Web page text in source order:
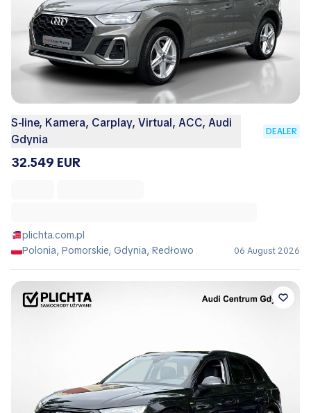
S-line, Kamera, Carplay, Virtual, ACC, Audi
Gdynia
DEALER
32.549 EUR
plichta.com.pl
Polonia, Pomorskie, Gdynia, Redłowo
06 August 2026